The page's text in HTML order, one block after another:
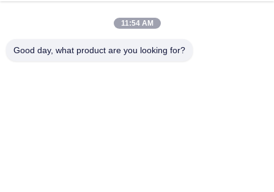
11:54 AM
Good day, what product are you looking for?